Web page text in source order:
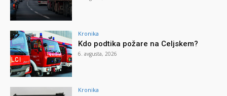
Kronika
Kdo podtika požare na Celjskem?
6. avgusta, 2026
Kronika